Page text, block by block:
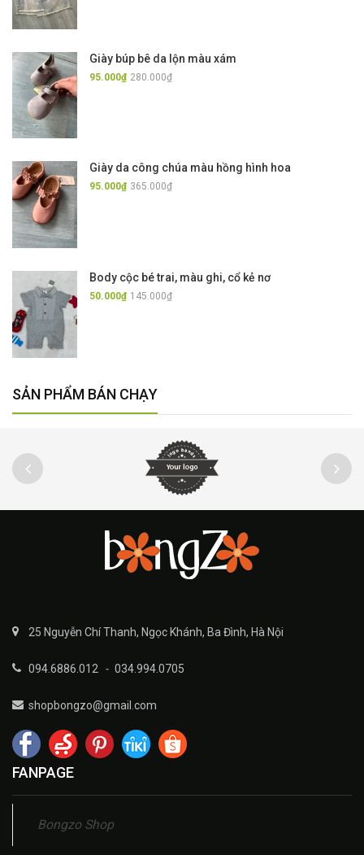
Giày búp bê da lộn màu xám
95.000₫ 280.000₫
Giày da công chúa màu hồng hình hoa
95.000₫ 365.000₫
Body cộc bé trai, màu ghi, cổ kẻ nơ
50.000₫ 145.000₫
SẢN PHẨM BÁN CHẠY
25 Nguyễn Chí Thanh, Ngọc Khánh, Ba Đình, Hà Nội
094.6886.012 - 034.994.0705
shopbongzo@gmail.com
FANPAGE
Bongzo Shop